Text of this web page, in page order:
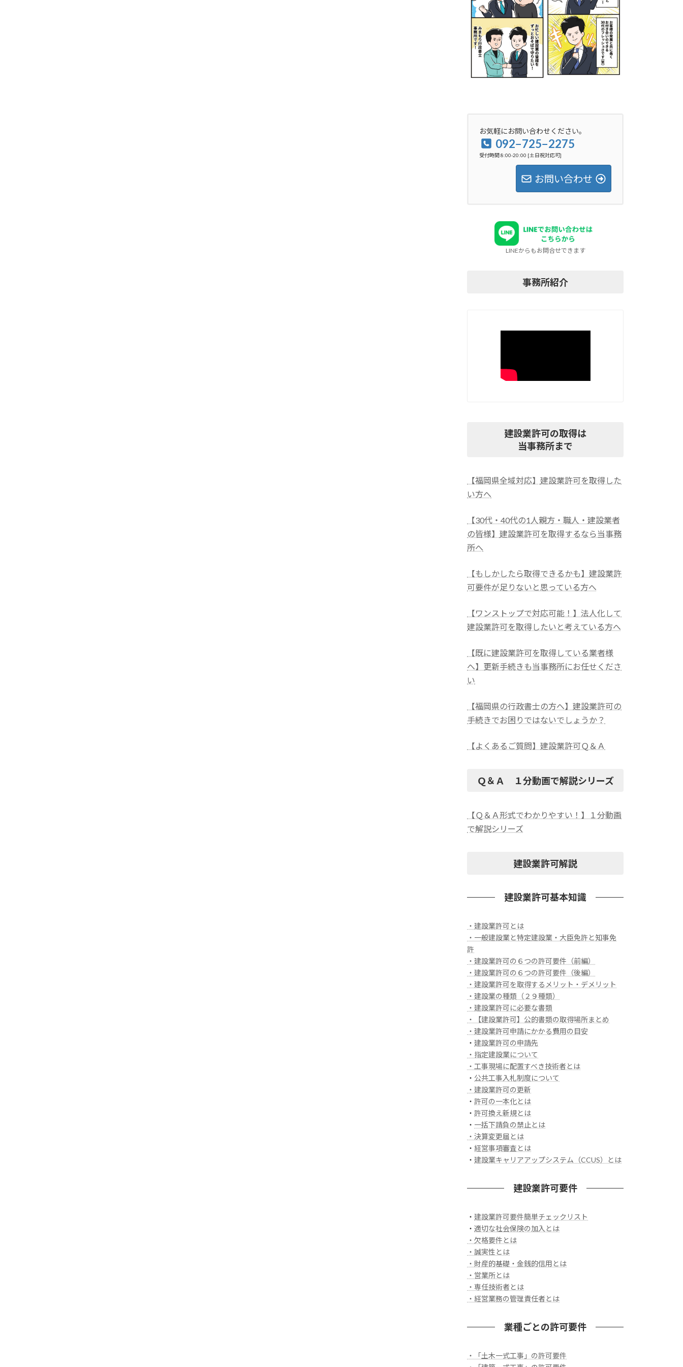
お気軽にお問い合わせください。
092−725−2275
受付時間 8:00-20:00 [土日祝対応可]
お問い合わせ
LINEからもお問合せできます
事務所紹介
建設業許可の取得は
当事務所まで
【福岡県全域対応】建設業許可を取得した
い方へ
【30代・40代の1人親方・職人・建設業者
の皆様】建設業許可を取得するなら当事務
所へ
【もしかしたら取得できるかも】建設業許
可要件が足りないと思っている方へ
【ワンストップで対応可能！】法人化して
建設業許可を取得したいと考えている方へ
【既に建設業許可を取得している業者様
へ】更新手続きも当事務所にお任せくださ
い
【福岡県の行政書士の方へ】建設業許可の
手続きでお困りではないでしょうか？
【よくあるご質問】建設業許可Ｑ＆Ａ
Ｑ＆Ａ １分動画で解説シリーズ
【Ｑ＆Ａ形式でわかりやすい！】１分動画
で解説シリーズ
建設業許可解説
建設業許可基本知識
・建設業許可とは
・一般建設業と特定建設業・大臣免許と知事免
許
・建設業許可の６つの許可要件（前編）
・建設業許可の６つの許可要件（後編）
・建設業許可を取得するメリット・デメリット
・建設業の種類（２９種類）
・建設業許可に必要な書類
・【建設業許可】公的書類の取得場所まとめ
・建設業許可申請にかかる費用の目安
・建設業許可の申請先
・指定建設業について
・工事現場に配置すべき技術者とは
・ 公共工事入札制度について
・建設業許可の更新
・許可の一本化とは
・許可換え新規とは
・ 一括下請負の禁止とは
・決算変更届とは
・ 経営事項審査とは
・建設業キャリアアップシステム（CCUS）とは
建設業許可要件
・建設業許可要件簡単チェックリスト
・適切な社会保険の加入とは
・欠格要件とは
・誠実性とは
・財産的基礎・金銭的信用とは
・営業所とは
・専任技術者とは
・経営業務の管理責任者とは
業種ごとの許可要件
・「土木一式工事」の許可要件